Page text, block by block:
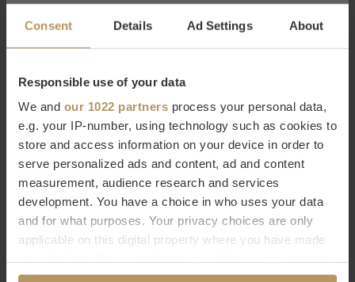
Consent Details Ad Settings About
Responsible use of your data
We and our 1022 partners process your personal data,
e.g. your IP-number, using technology such as cookies to
store and access information on your device in order to
serve personalized ads and content, ad and content
measurement, audience research and services
development. You have a choice in who uses your data
and for what purposes. Your privacy choices are only
applicable on this digital property where you have made
any time from the Cookie Declaration or by clicking on
Luxe discret : ces deux mots distinguent DECOR WALTHER de
la norme. Cela se reflète mieux dans sa qualité et son design.
Cela fait de Decor Walther un synonyme d'accessoires de
salle de bains de haute qualité.
La grande marque allemande fabrique des produitsau design
intemporeletdurables. Une salle de bain design et luxueuse
mérite d’être décorée avec les plus beaux accessoires de
haute qualité. Vous le voyez, vous le ressentez.
Achetez Décor Walther en ligne